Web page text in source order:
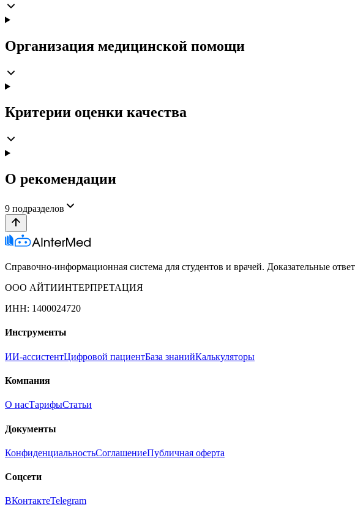
Организация медицинской помощи
Критерии оценки качества
О рекомендации
9 подразделов
Справочно-информационная система для студентов и врачей. Доказательные
ООО АЙТИИНТЕРПРЕТАЦИЯ
ИНН: 1400024720
Инструменты
ИИ-ассистентЦифровой пациентБаза знанийКалькуляторы
Компания
О насТарифыСтатьи
Документы
КонфиденциальностьСоглашениеПубличная оферта
Соцсети
ВКонтактеTelegram